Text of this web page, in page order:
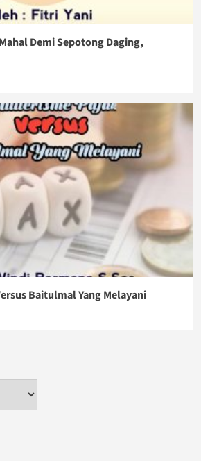
Demi Sepotong Daging,
Baitulmal Yang Melayani